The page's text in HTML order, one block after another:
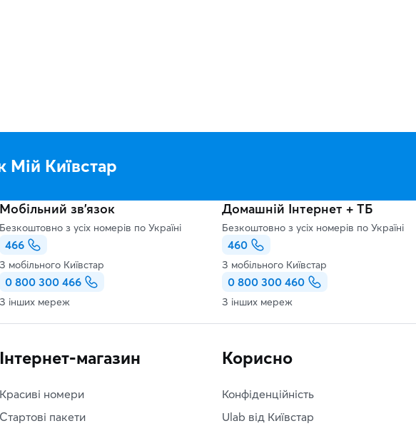
Мій Київстар
Мобільний зв'язок
Безкоштовно з усіх номерів по Україні
466
З мобільного Київстар
0 800 300 466
З інших мереж
Домашній Інтернет + ТБ
Безкоштовно з усіх номерів по Україні
460
З мобільного Київстар
0 800 300 460
З інших мереж
Інтернет-магазин
Красиві номери
Стартові пакети
Корисно
Конфіденційність
Ulab від Київстар